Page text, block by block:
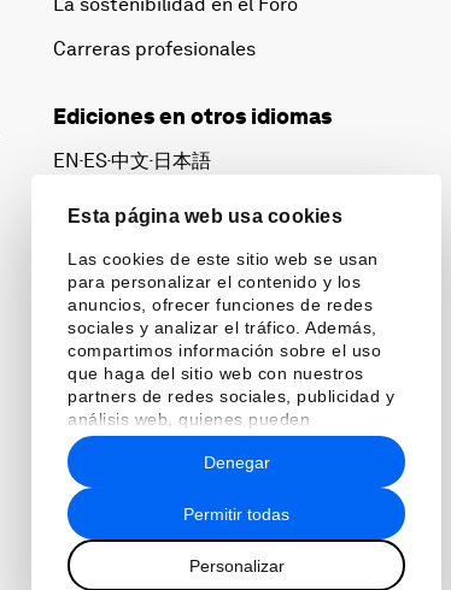
Esta página web usa cookies
Las cookies de este sitio web se usan
para personalizar el contenido y los
anuncios, ofrecer funciones de redes
sociales y analizar el tráfico. Además,
compartimos información sobre el uso
que haga del sitio web con nuestros
partners de redes sociales, publicidad y
análisis web, quienes pueden
combinarla con otra información que les
haya proporcionado o que hayan
recopilado a partir del uso que haya
hecho de sus servicios.
Permitir todas
Personalizar
Denegar
Carreras profesionales
Ediciones en otros idiomas
EN▪ES▪中文▪ 日本語